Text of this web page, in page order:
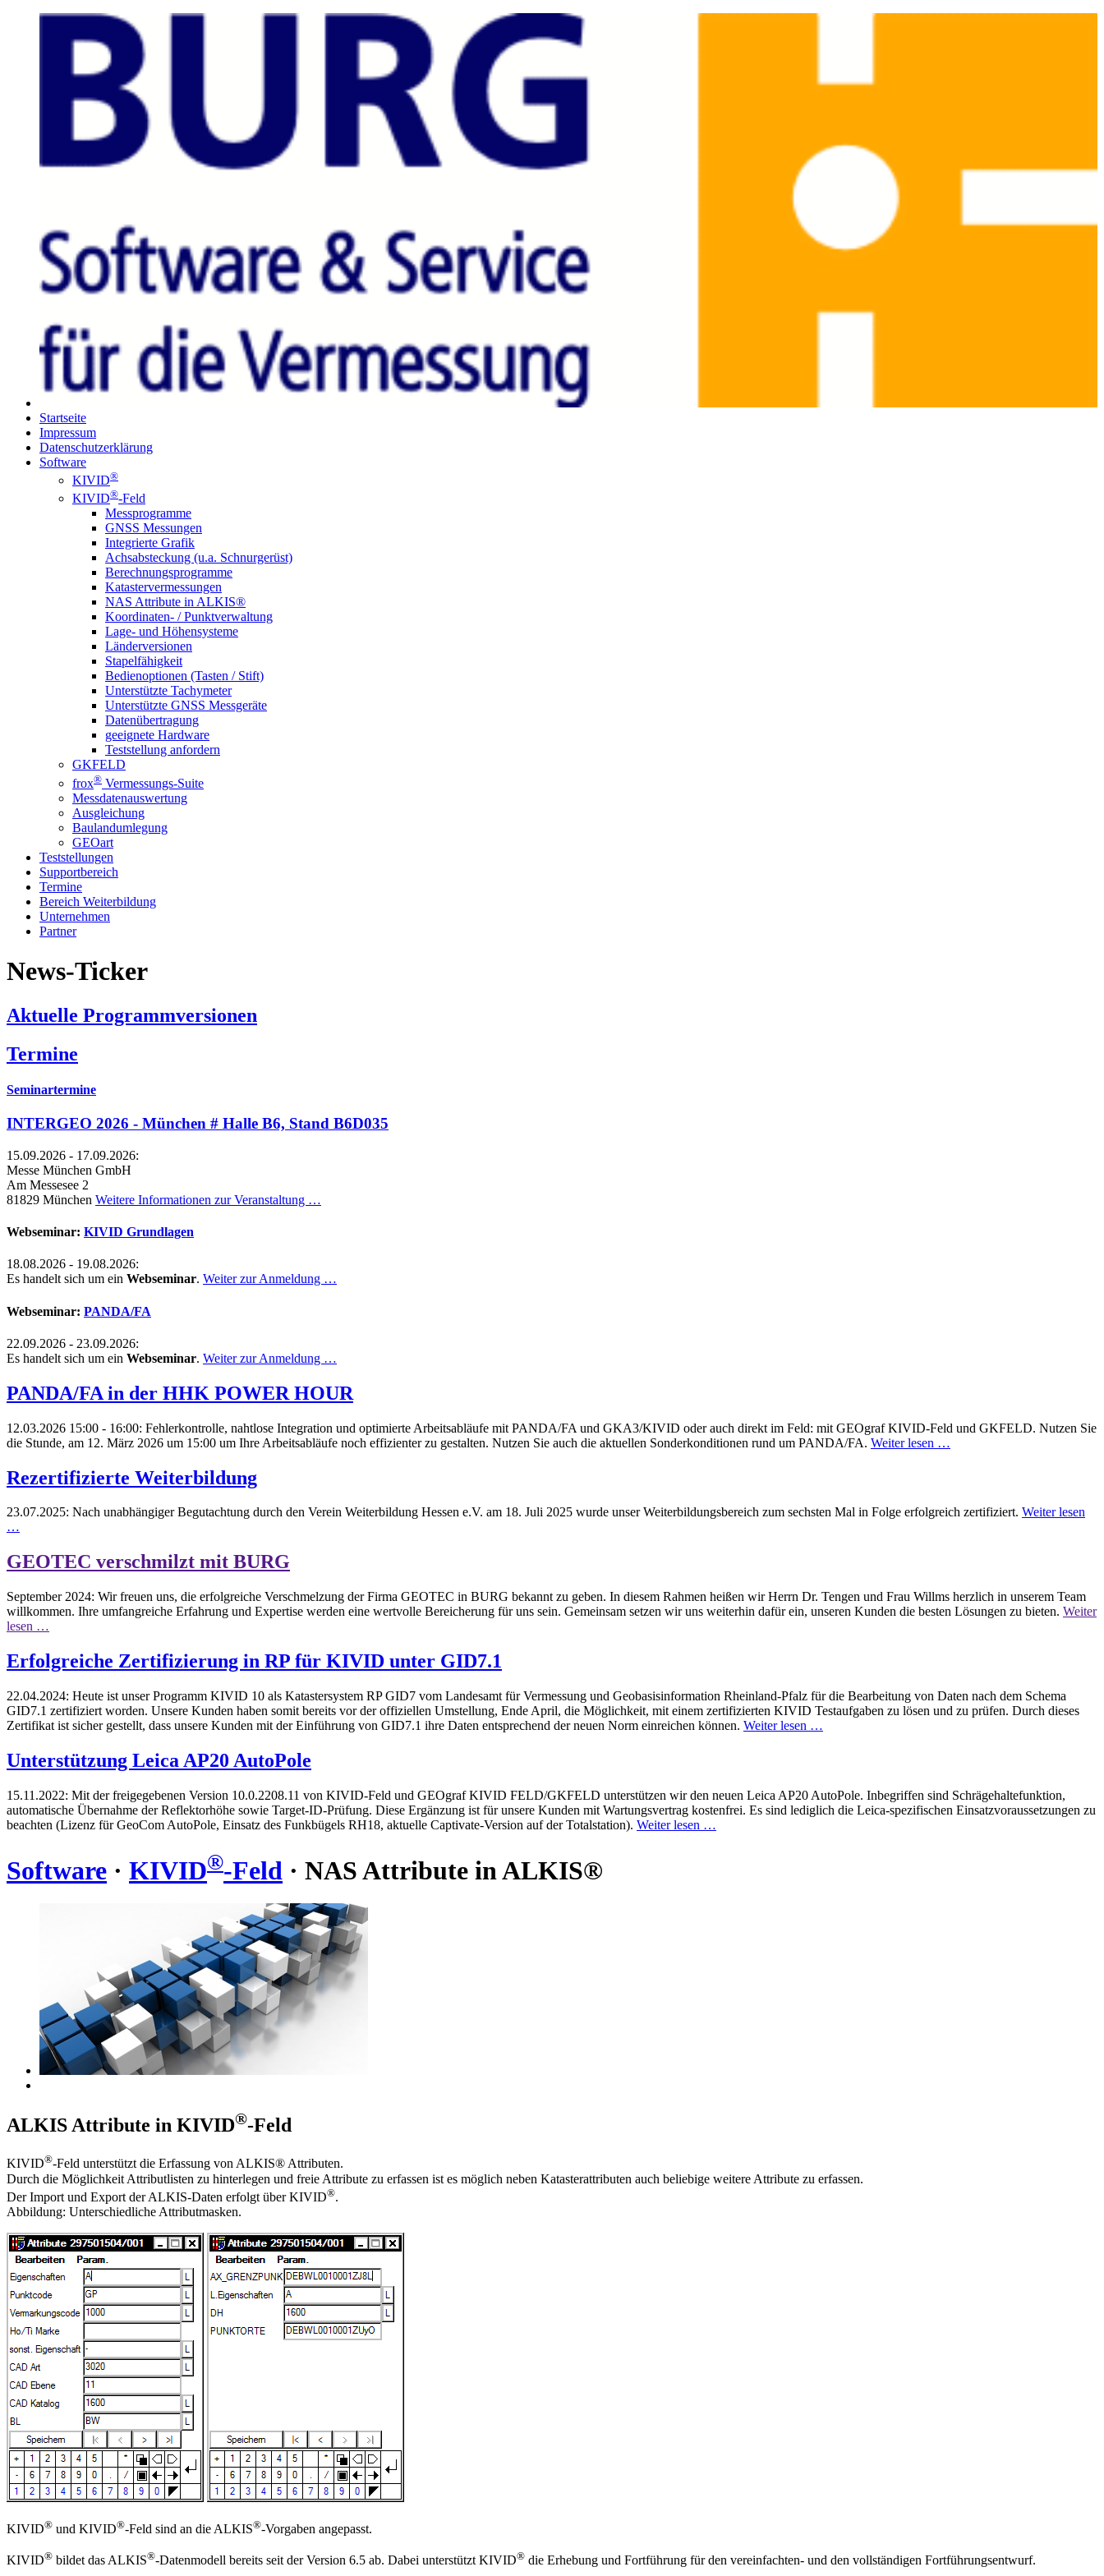
Startseite
Impressum
Datenschutz­erklärung
Software
KIVID®
KIVID®-Feld
Mess­programme
GNSS Messungen
Integrierte Grafik
Achsab­steckung (u.a. Schnurgerüst)
Berechnungs­programme
Kataster­vermessungen
NAS Attribute in ALKIS®
Koordinaten- / Punkt­verwaltung
Lage- und Höhensysteme
Länder­versionen
Stapel­fähigkeit
Bedien­optionen (Tasten / Stift)
Unterstützte Tachymeter
Unterstützte GNSS Messgeräte
Daten­übertragung
geeignete Hardware
Teststellung anfordern
GKFELD
frox® Vermessungs-Suite
Messdaten­auswertung
Ausgleichung
Bauland­umlegung
GEOart
Teststellungen
Supportbereich
Termine
Bereich Weiterbildung
Unternehmen
Partner
News-Ticker
Aktuelle Programmversionen
Termine
Seminartermine
INTERGEO 2026 - München # Halle B6, Stand B6D035
15.09.2026 - 17.09.2026:
Messe München GmbH
Am Messesee 2
81829 München Weitere Informationen zur Veranstaltung …
Webseminar: KIVID Grundlagen
18.08.2026 - 19.08.2026:
Es handelt sich um ein Webseminar. Weiter zur Anmeldung …
Webseminar: PANDA/FA
22.09.2026 - 23.09.2026:
Es handelt sich um ein Webseminar. Weiter zur Anmeldung …
PANDA/FA in der HHK POWER HOUR
12.03.2026 15:00 - 16:00: Fehlerkontrolle, nahtlose Integration und optimierte Arbeitsabläufe mit PANDA/FA und GKA3/KIVID oder auch direkt im Feld: mit GEOgraf KIVID-Feld und GKFELD. Nutzen Sie
die Stunde, am 12. März 2026 um 15:00 um Ihre Arbeitsabläufe noch effizienter zu gestalten. Nutzen Sie auch die aktuellen Sonderkonditionen rund um PANDA/FA. Weiter lesen …
Rezertifizierte Weiterbildung
23.07.2025: Nach unabhängiger Begutachtung durch den Verein Weiterbildung Hessen e.V. am 18. Juli 2025 wurde unser Weiterbildungsbereich zum sechsten Mal in Folge erfolgreich zertifiziert. Weiter lesen
…
GEOTEC verschmilzt mit BURG
September 2024: Wir freuen uns, die erfolgreiche Verschmelzung der Firma GEOTEC in BURG bekannt zu geben. In diesem Rahmen heißen wir Herrn Dr. Tengen und Frau Willms herzlich in unserem Team
willkommen. Ihre umfangreiche Erfahrung und Expertise werden eine wertvolle Bereicherung für uns sein. Gemeinsam setzen wir uns weiterhin dafür ein, unseren Kunden die besten Lösungen zu bieten. Weiter
lesen …
Erfolgreiche Zertifizierung in RP für KIVID unter GID7.1
22.04.2024: Heute ist unser Programm KIVID 10 als Katastersystem RP GID7 vom Landesamt für Vermessung und Geobasisinformation Rheinland-Pfalz für die Bearbeitung von Daten nach dem Schema
GID7.1 zertifiziert worden. Unsere Kunden haben somit bereits vor der offiziellen Umstellung, Ende April, die Möglichkeit, mit einem zertifizierten KIVID Testaufgaben zu lösen und zu prüfen. Durch dieses
Zertifikat ist sicher gestellt, dass unsere Kunden mit der Einführung von GID7.1 ihre Daten entsprechend der neuen Norm einreichen können. Weiter lesen …
Unterstützung Leica AP20 AutoPole
15.11.2022: Mit der freigegebenen Version 10.0.2208.11 von KIVID-Feld und GEOgraf KIVID FELD/GKFELD unterstützen wir den neuen Leica AP20 AutoPole. Inbegriffen sind Schrägehaltefunktion,
automatische Übernahme der Reflektorhöhe sowie Target-ID-Prüfung. Diese Ergänzung ist für unsere Kunden mit Wartungsvertrag kostenfrei. Es sind lediglich die Leica-spezifischen Einsatzvoraussetzungen zu
beachten (Lizenz für GeoCom AutoPole, Einsatz des Funkbügels RH18, aktuelle Captivate-Version auf der Totalstation). Weiter lesen …
Software · KIVID®-Feld · NAS Attribute in ALKIS®
ALKIS Attribute in KIVID®-Feld
KIVID®-Feld unterstützt die Erfassung von ALKIS® Attributen.
Durch die Möglichkeit Attributlisten zu hinterlegen und freie Attribute zu erfassen ist es möglich neben Katasterattributen auch beliebige weitere Attribute zu erfassen.
Der Import und Export der ALKIS-Daten erfolgt über KIVID®.
Abbildung: Unterschiedliche Attributmasken.
KIVID® und KIVID®-Feld sind an die ALKIS®-Vorgaben angepasst.
KIVID® bildet das ALKIS®-Datenmodell bereits seit der Version 6.5 ab. Dabei unterstützt KIVID® die Erhebung und Fortführung für den vereinfachten- und den vollständigen Fortführungsentwurf.